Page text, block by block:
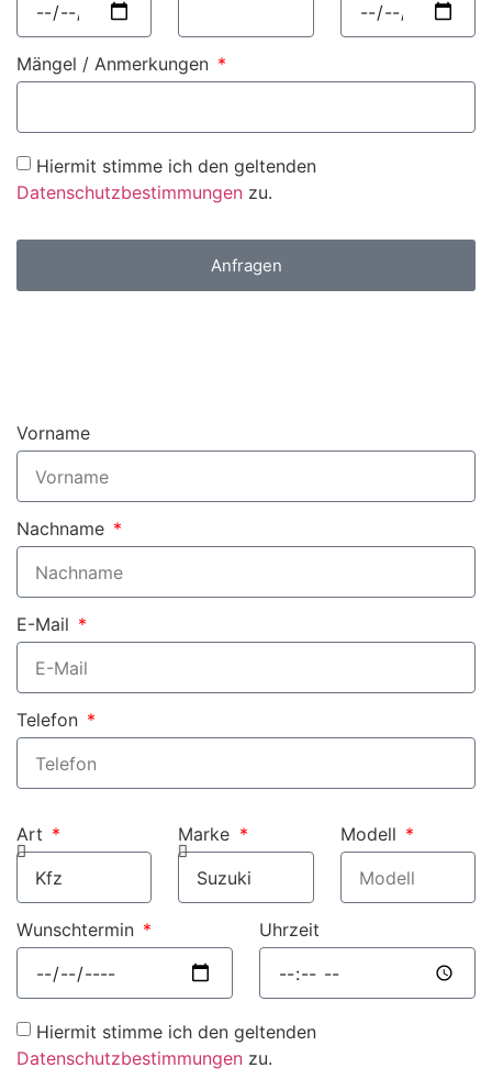
Mängel / Anmerkungen
Hiermit stimme ich den geltenden
Datenschutzbestimmungen zu.
Anfragen
Vorname
Nachname
E-Mail
Telefon
Art Marke Modell
Wunschtermin Uhrzeit
Hiermit stimme ich den geltenden
Datenschutzbestimmungen zu.